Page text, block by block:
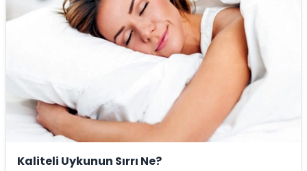
Kaliteli Uykunun Sırrı Ne?